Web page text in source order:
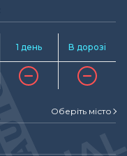
1 день В дорозі
Оберіть місто